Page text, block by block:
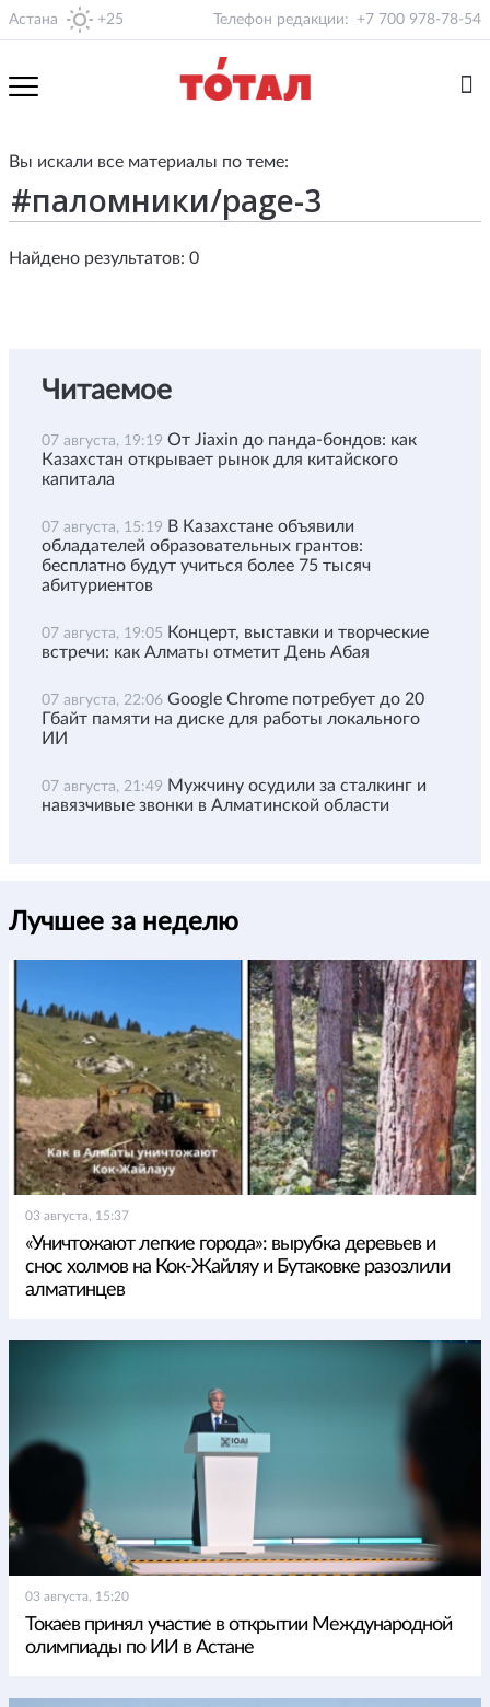
Астана +25 Телефон редакции: +7 700 978-78-54
Вы искали все материалы по теме:
Найдено результатов: 0
Читаемое
07 августа, 19:19 От Jiaxin до панда-бондов: как
Казахстан открывает рынок для китайского
капитала
07 августа, 15:19 В Казахстане объявили
обладателей образовательных грантов:
бесплатно будут учиться более 75 тысяч
абитуриентов
07 августа, 19:05 Концерт, выставки и творческие
встречи: как Алматы отметит День Абая
07 августа, 22:06 Google Chrome потребует до 20
Гбайт памяти на диске для работы локального
ИИ
07 августа, 21:49 Мужчину осудили за сталкинг и
навязчивые звонки в Алматинской области
Лучшее за неделю
03 августа, 15:37
«Уничтожают легкие города»: вырубка деревьев и
снос холмов на Кок-Жайляу и Бутаковке разозлили
алматинцев
03 августа, 15:20
Токаев принял участие в открытии Международной
олимпиады по ИИ в Астане